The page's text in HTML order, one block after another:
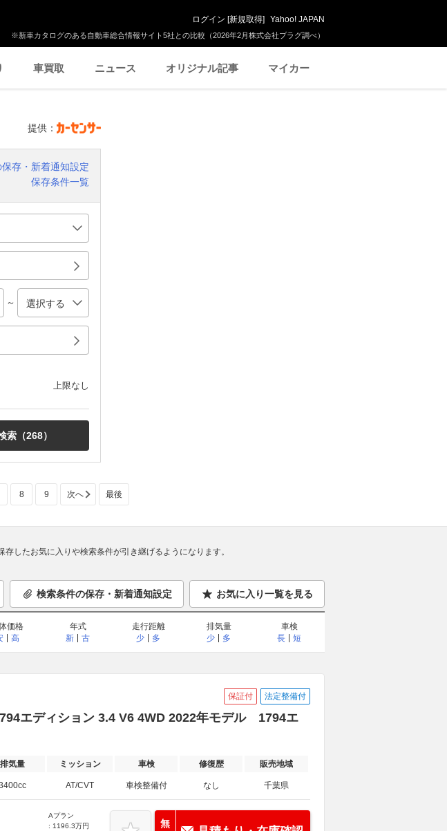
※新車カタログのある自動車総合情報サイト5社との比較（2026年2月株式会社プラグ調べ）
ログイン [新規取得] Yahoo! JAPAN
車買取 ニュース オリジナル記事 マイカー
提供：
存・新着通知設定
保存条件一覧
～
上限なし
索（268）
8 9 次へ 最後
したお気に入りや検索条件が引き継げるようになります。
検索条件の保存・新着通知設定 お気に入り一覧を見る
価格
高
年式
新
古
走行距離
少
多
排気量
少
多
車検
長
短
保証付 法定整備付
エディション 3.4 V6 4WD 2022年モデル 1794エ
排気量 ミッション 車検 修復歴 販売地域
AT/CVT 車検整備付 なし 千葉県
Aプラン
: 1196.3万円
無